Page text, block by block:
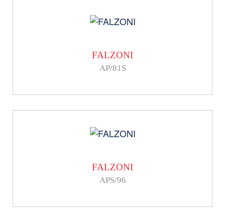
FALZONI
AP/81S
FALZONI
APS/96